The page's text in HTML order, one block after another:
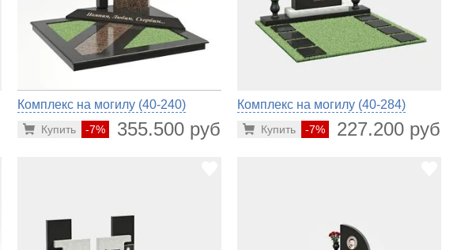
Комплекс на могилу (40-240)
-7% 355.500 руб.
Купить
Комплекс на могилу (40-284)
-7% 227.200 руб.
Купить